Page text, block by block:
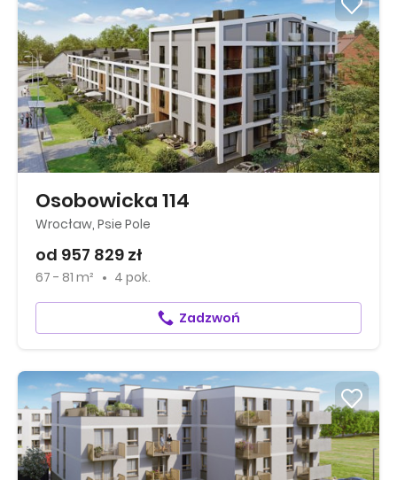
Osobowicka 114
Wrocław, Psie Pole
od 957 829 zł
67 - 81 m² 4 pok.
Zadzwoń